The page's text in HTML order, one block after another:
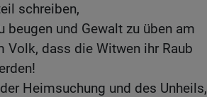
schreiben,
beugen und Gewalt zu üben am
Volk, dass die Witwen ihr Raub
Heimsuchung und des Unheils,